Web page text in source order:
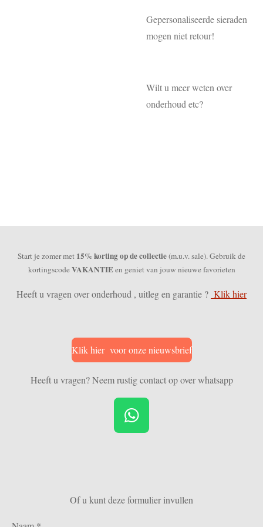
Gepersonaliseerde sieraden
mogen niet retour!
Wilt u meer weten over
onderhoud etc?
Start je zomer met 15% korting op de collectie(m.u.v. sale). Gebruik de
kortingscodeVAKANTIEen geniet van jouw nieuwe favorieten
Heeft u vragen over onderhoud , uitleg en garantie ? Klik hier
Klik hier voor onze nieuwsbrief
Heeft u vragen? Neem rustig contact op over whatsapp
W
h
A
Of u kunt deze formulier invullen